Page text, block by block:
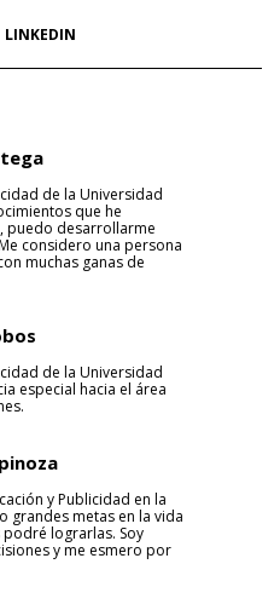
LINKEDIN
de la Universidad
que he
puedo desarrollarme
considero una persona
muchas ganas de
de la Universidad
especial hacia el área
y Publicidad en la
grandes metas en la vida
lograrlas. Soy
y me esmero por